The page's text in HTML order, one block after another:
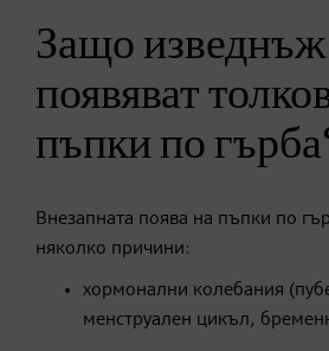
Защо
появяват
пъпки по
Внезапната поява на пъпки по
няколко причини:
хормонални колебания
менструален цикъл,